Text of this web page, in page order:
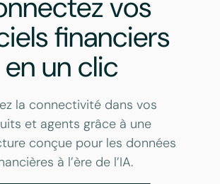
financiers
en un clic
la connectivité dans vos
et agents grâce à une
conçue pour les données
à l’ère de l’IA.